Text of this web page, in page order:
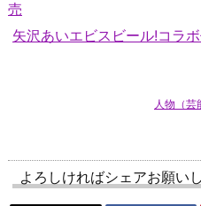
売
矢沢あいエビスビール!コラ
人物（芸
よろしければシェアお願い